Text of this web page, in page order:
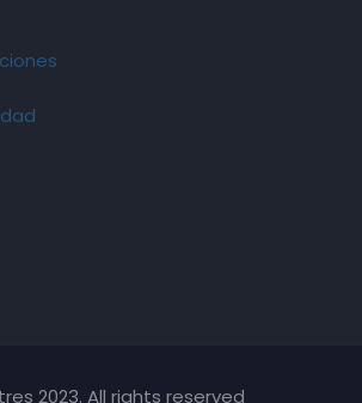
2023. All rights reserved